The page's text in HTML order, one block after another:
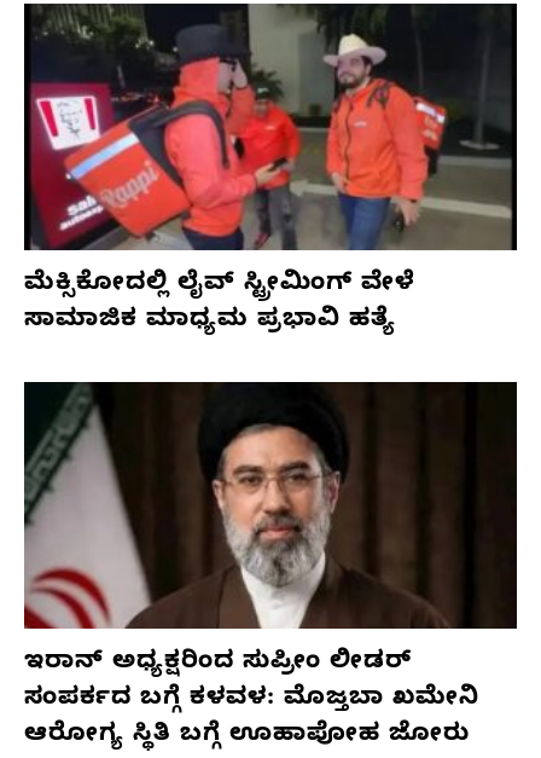
ಮೆಕ್ಸಿಕೋದಲ್ಲಿ ಲೈವ್ ಸ್ಟ್ರೀಮಿಂಗ್ ವೇಳೆ
ಸಾಮಾಜಿಕ ಮಾಧ್ಯಮ ಪ್ರಭಾವಿ ಹತ್ಯೆ
ಇರಾನ್ ಅಧ್ಯಕ್ಷರಿಂದ ಸುಪ್ರೀಂ ಲೀಡರ್
ಸಂಪರ್ಕದ ಬಗ್ಗೆ ಕಳವಳ: ಮೊಜ್ತಬಾ ಖಮೇನಿ
ಆರೋಗ್ಯ ಸ್ಥಿತಿ ಬಗ್ಗೆ ಊಹಾಪೋಹ ಜೋರು